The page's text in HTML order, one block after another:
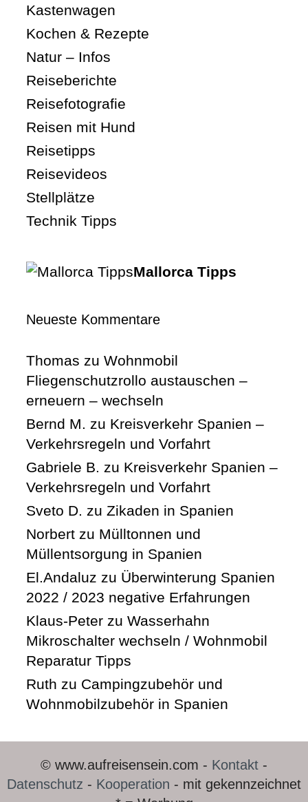
Kastenwagen
Kochen & Rezepte
Natur – Infos
Reiseberichte
Reisefotografie
Reisen mit Hund
Reisetipps
Reisevideos
Stellplätze
Technik Tipps
Mallorca Tipps
Neueste Kommentare
Thomas zu Wohnmobil
Fliegenschutzrollo austauschen –
erneuern – wechseln
Bernd M. zu Kreisverkehr Spanien –
Verkehrsregeln und Vorfahrt
Gabriele B. zu Kreisverkehr Spanien –
Verkehrsregeln und Vorfahrt
Sveto D. zu Zikaden in Spanien
Norbert zu Mülltonnen und
Müllentsorgung in Spanien
El.Andaluz zu Überwinterung Spanien
2022 / 2023 negative Erfahrungen
Klaus-Peter zu Wasserhahn
Mikroschalter wechseln / Wohnmobil
Reparatur Tipps
Ruth zu Campingzubehör und
Wohnmobilzubehör in Spanien
© www.aufreisensein.com - Kontakt -
Datenschutz - Kooperation - mit gekennzeichnet